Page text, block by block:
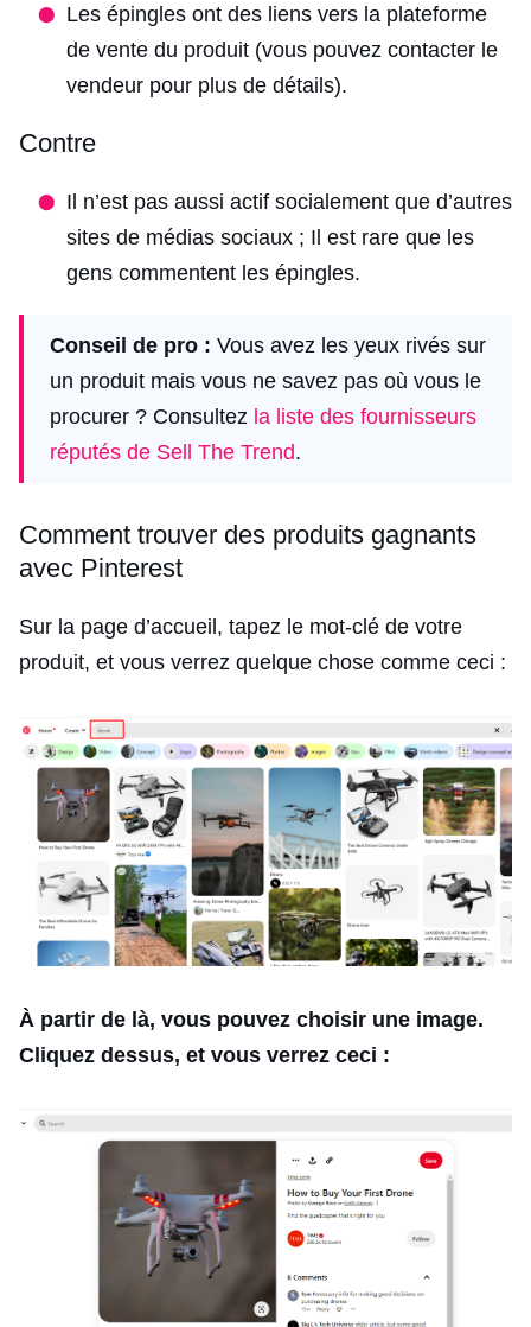
Les épingles ont des liens vers la plateforme
de vente du produit (vous pouvez contacter le
vendeur pour plus de détails).
Contre
Il n’est pas aussi actif socialement que d’autres
sites de médias sociaux ; Il est rare que les
gens commentent les épingles.
Conseil de pro : Vous avez les yeux rivés sur
un produit mais vous ne savez pas où vous le
procurer ? Consultez la liste des fournisseurs
réputés de Sell The Trend.
Comment trouver des produits gagnants
avec Pinterest
Sur la page d’accueil, tapez le mot-clé de votre
produit, et vous verrez quelque chose comme ceci :
À partir de là, vous pouvez choisir une image.
Cliquez dessus, et vous verrez ceci :